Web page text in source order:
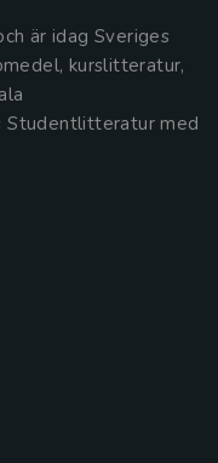
är idag Sveriges
kurslitteratur,
Studentlitteratur med